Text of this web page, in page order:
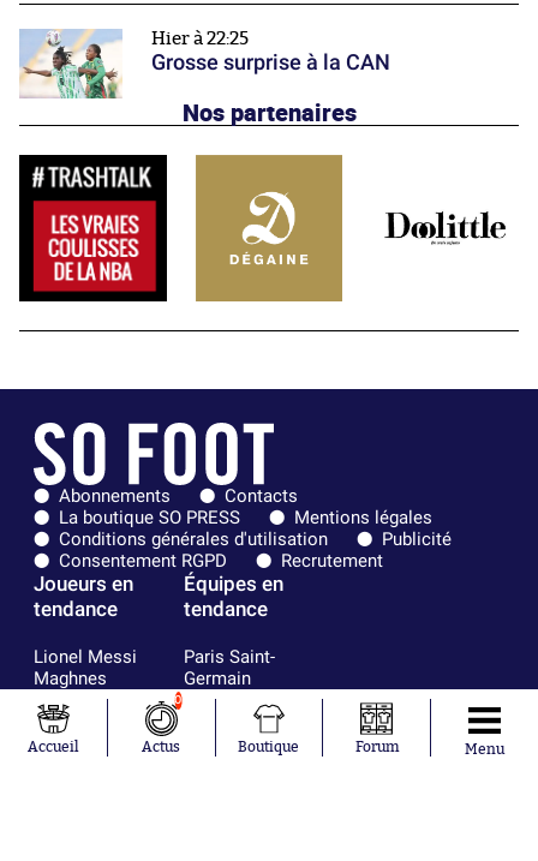
Hier à 22:25
Grosse surprise à la CAN
Nos partenaires
Abonnements
Contacts
La boutique SO PRESS
Mentions légales
Conditions générales d'utilisation
Publicité
Consentement RGPD
Recrutement
Joueurs en
tendance
Lionel Messi
Maghnes
Akliouche
Mohamed
Salah
Équipes en
tendance
Paris Saint-
Germain
Real Madrid
Olympique de
Marseille
Accueil
0
Actus Boutique Forum Menu